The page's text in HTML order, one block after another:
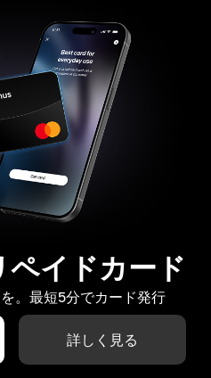
ペイドカード
。最短5分でカード発行
詳しく見る